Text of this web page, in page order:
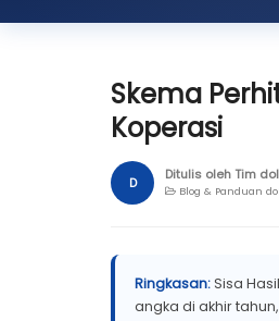
Skema
Koperasi
D Ditulis oleh Tim
Blog & Panduan
Ringkasan:Sisa
angka di akhir